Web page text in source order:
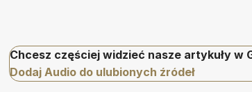
Chcesz częściej widzieć nasze artykuły w
Dodaj Audio do ulubionych źródeł